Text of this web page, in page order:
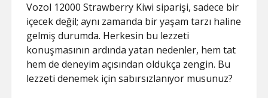
Vozol 12000 Strawberry Kiwi siparişi, sadece bir
içecek değil; aynı zamanda bir yaşam tarzı haline
gelmiş durumda. Herkesin bu lezzeti
konuşmasının ardında yatan nedenler, hem tat
hem de deneyim açısından oldukça zengin. Bu
lezzeti denemek için sabırsızlanıyor musunuz?